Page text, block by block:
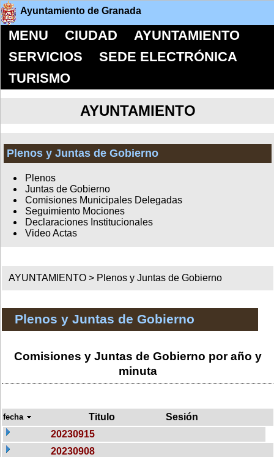
Ayuntamiento de Granada
MENU CIUDAD
AYUNTAMIENTO
SERVICIOS
SEDE ELECTRÓNICA
TURISMO
AYUNTAMIENTO
Plenos y Juntas de Gobierno
Plenos
Juntas de Gobierno
Comisiones Municipales Delegadas
Seguimiento Mociones
Declaraciones Institucionales
Video Actas
AYUNTAMIENTO > Plenos y Juntas de Gobierno
Plenos y Juntas de Gobierno
Comisiones y Juntas de Gobierno por año y
minuta
fecha Titulo
Sesión
20230915
20230908